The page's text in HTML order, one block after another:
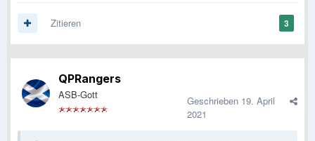
3
Zitieren
QPRangers
ASB-Gott Geschrieben 19. April
2021